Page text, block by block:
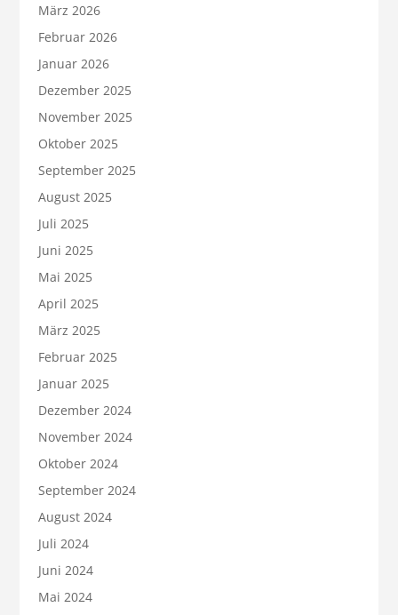
März 2026
Februar 2026
Januar 2026
Dezember 2025
November 2025
Oktober 2025
September 2025
August 2025
Juli 2025
Juni 2025
Mai 2025
April 2025
März 2025
Februar 2025
Januar 2025
Dezember 2024
November 2024
Oktober 2024
September 2024
August 2024
Juli 2024
Juni 2024
Mai 2024